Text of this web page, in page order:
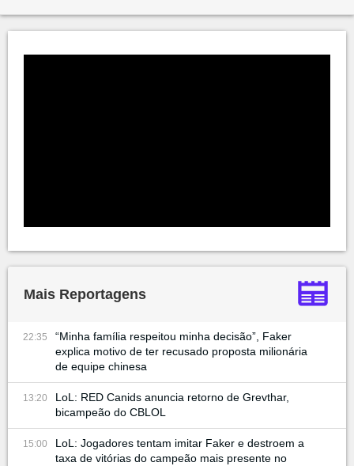
Mais Reportagens
22:35
“Minha família respeitou minha decisão”, Faker
explica motivo de ter recusado proposta milionária
de equipe chinesa
13:20
LoL: RED Canids anuncia retorno de Grevthar,
bicampeão do CBLOL
15:00
LoL: Jogadores tentam imitar Faker e destroem a
taxa de vitórias do campeão mais presente no